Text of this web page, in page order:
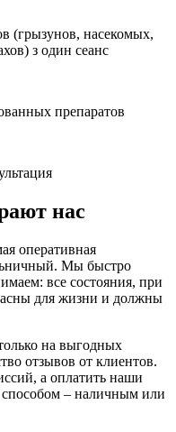
(грызунов, насекомых,
з один сеанс
препаратов
нас
оперативная
Мы быстро
все состояния, при
для жизни и должны
на выгодных
отзывов от клиентов.
а оплатить наши
– наличным или